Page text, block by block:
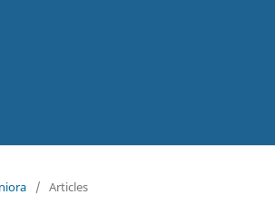
/ Articles